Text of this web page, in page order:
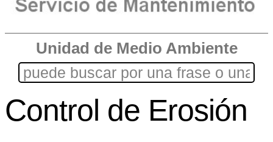
Unidad de Medio Ambiente
Control de Erosión